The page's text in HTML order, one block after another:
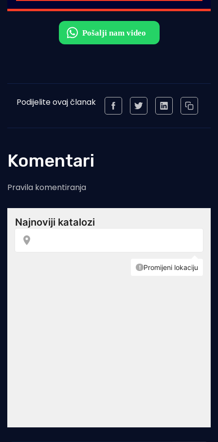
Podijelite ovaj članak
Komentari
Pravila komentiranja